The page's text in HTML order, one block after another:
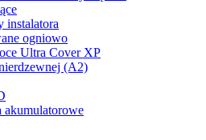
instalatora
ogniowo
Ultra Cover XP
(A2)
akumulatorowe